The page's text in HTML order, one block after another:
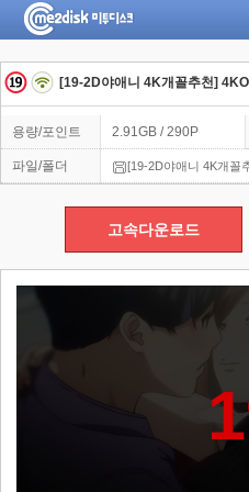
용량/포인트 2.91GB / 290P
파일/폴더 [19-2D야애니 4K개꼴
고속다운로드